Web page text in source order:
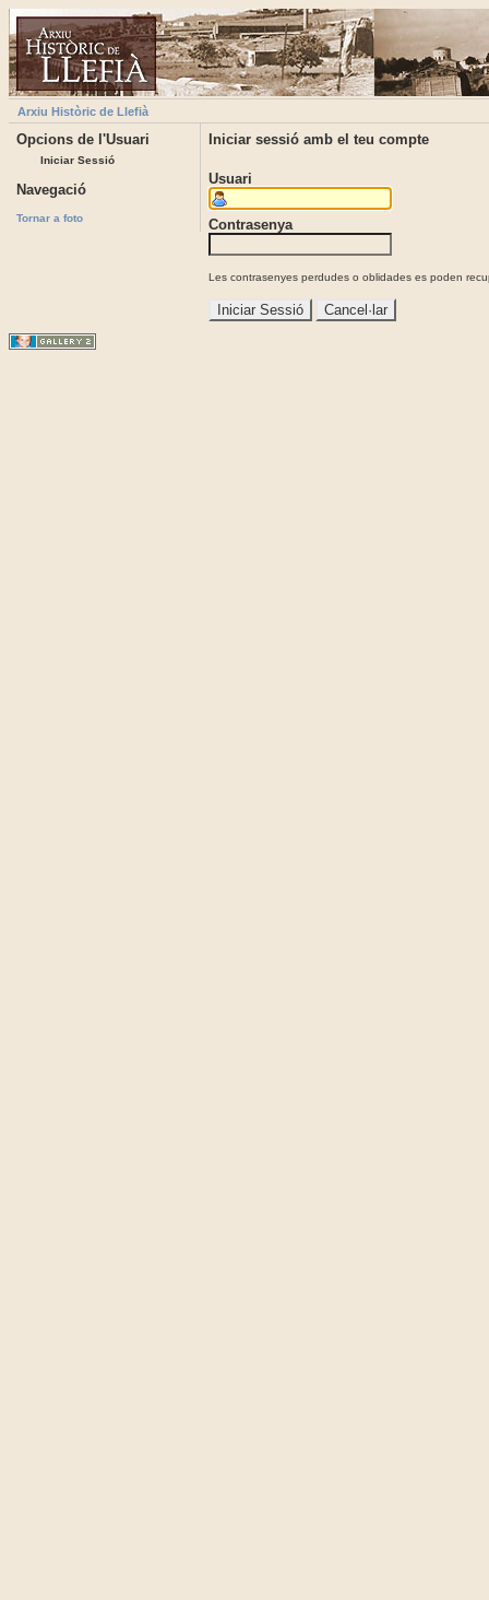
Arxiu Històric de Llefià
Opcions de l'Usuari
Iniciar Sessió
Navegació
Tornar a foto
Iniciar sessió amb el teu compte
Usuari
Contrasenya
Les contrasenyes perdudes o oblidades es poden